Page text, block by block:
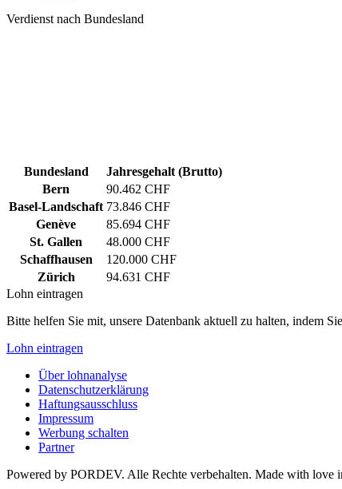
Verdienst nach Bundesland
Bundesland
Jahresgehalt (Brutto)
Bern
90.462 CHF
Basel-Landschaft 73.846 CHF
Genève
85.694 CHF
St. Gallen
48.000 CHF
Schaffhausen
120.000 CHF
Zürich
94.631 CHF
Lohn eintragen
Bitte helfen Sie mit, unsere Datenbank aktuell zu halten, indem
Lohn eintragen
Über lohnanalyse
Datenschutzerklärung
Haftungsausschluss
Impressum
Werbung schalten
Partner
Powered by PORDEV. Alle Rechte verbehalten. Made with love